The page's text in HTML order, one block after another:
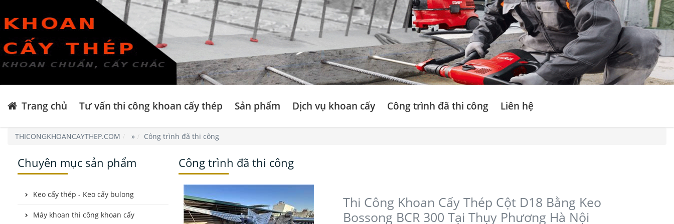
Trang chủ Tư vấn thi công khoan cấy thép Sản phẩm Dịch vụ khoan cấy Công trình đã thi công Liên hệ
THICONGKHOANCAYTHEP.COM » Công trình đã thi công
Công trình đã thi công
Thi Công Khoan Cấy Thép Cột D18 Bằng Keo
Bossong BCR 300 Tại Thụy Phương Hà Nội
Chuyên mục sản phẩm
Keo cấy thép - Keo cấy bulong
Máy khoan thi công khoan cấy